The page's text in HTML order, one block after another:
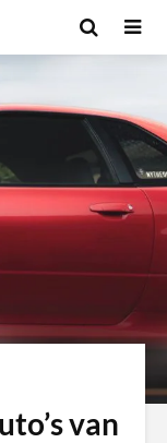
van